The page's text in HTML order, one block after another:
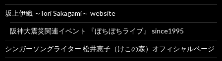
坂上伊織 ～Iori Sakagami～ website
阪神大震災関連イベント 『ぼちぼちライブ』 since1995
シンガーソングライター 松井恵子（けこの森）オフィシャルページ